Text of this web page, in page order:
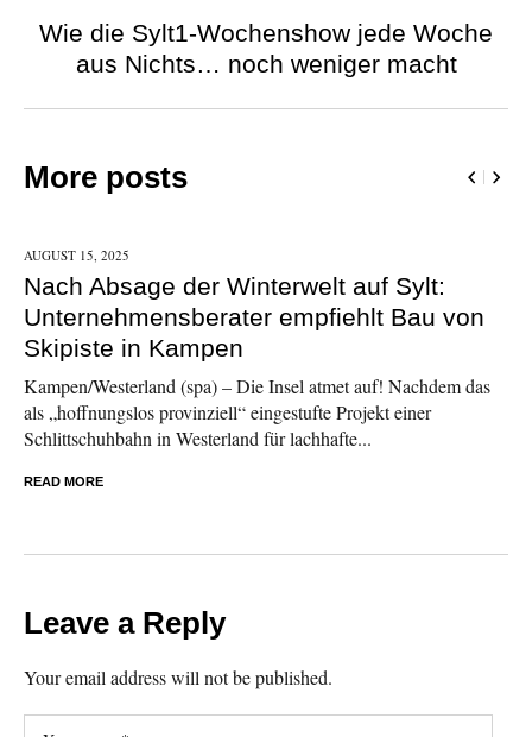
Wie die Sylt1-Wochenshow jede Woche
aus Nichts… noch weniger macht
More posts
AUGUST 15, 2025
Nach Absage der Winterwelt auf Sylt:
Unternehmensberater empfiehlt Bau von
Skipiste in Kampen
Kampen/Westerland (spa) – Die Insel atmet auf! Nachdem das
als „hoffnungslos provinziell“ eingestufte Projekt einer
Schlittschuhbahn in Westerland für lachhafte...
READ MORE
Leave a Reply
Your email address will not be published.